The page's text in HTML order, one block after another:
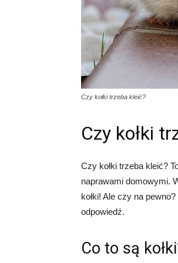
Czy kołki trzeba kleić?
Czy kołki
Czy kołki trzeba kleić?
naprawami domowymi.
kołki! Ale czy na
odpowiedź.
Co to są